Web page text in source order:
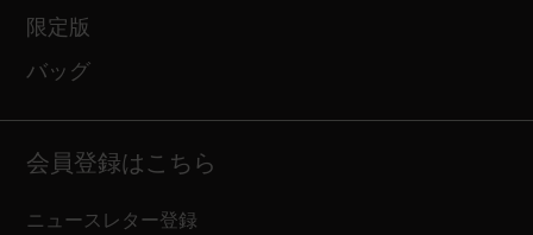
限定版
バッグ
会員登録はこちら
ニュースレター登録